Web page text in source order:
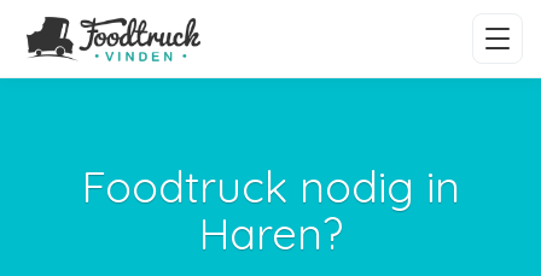
Foodtruck nodig in
Haren?